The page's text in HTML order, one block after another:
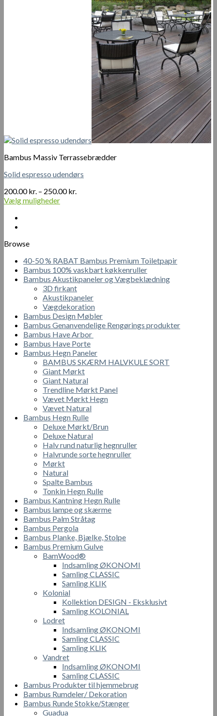
Bambus Massiv Terrassebrædder
Solid espresso udendørs
200.00kr. – 250.00kr.
Vælg muligheder
vare
varianter.
kan
vælges
varesiden
Browse
40-50 % RABAT Bambus Premium Toiletpapir
Bambus 100% vaskbart køkkenruller
Bambus Akustikpaneler og Vægbeklædning
3D firkant
Akustikpaneler
Vægdekoration
Bambus Design Møbler
Bambus Genanvendelige Rengørings produkter
Bambus Have Arbor
Bambus Have Porte
Bambus Hegn Paneler
BAMBUS SKÆRM HALVKULE SORT
Giant Mørkt
Giant Natural
Trendline Mørkt Panel
Vævet Mørkt Hegn
Vævet Natural
Bambus Hegn Rulle
Deluxe Mørkt/Brun
Deluxe Natural
Halv rund naturlig hegnruller
Halvrunde sorte hegnruller
Mørkt
Natural
Spalte Bambus
Tonkin Hegn Rulle
Bambus Kantning Hegn Rulle
Bambus lampe og skærme
Bambus Palm Stråtag
Bambus Pergola
Bambus Planke, Bjælke, Stolpe
Bambus Premium Gulve
BamWood®
Indsamling ØKONOMI
Samling CLASSIC
Samling KLIK
Kolonial
Kollektion DESIGN - Eksklusivt
Samling KOLONIAL
Lodret
Indsamling ØKONOMI
Samling CLASSIC
Samling KLIK
Vandret
Indsamling ØKONOMI
Samling CLASSIC
Bambus Produkter til hjemmebrug
Bambus Rumdeler/ Dekoration
Bambus Runde Stokke/Stænger
Guadua